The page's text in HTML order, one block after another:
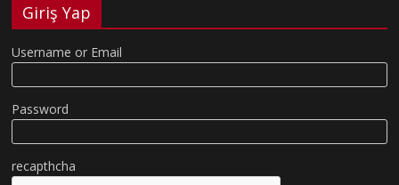
Giriş Yap
Username or Email
Password
recapthcha